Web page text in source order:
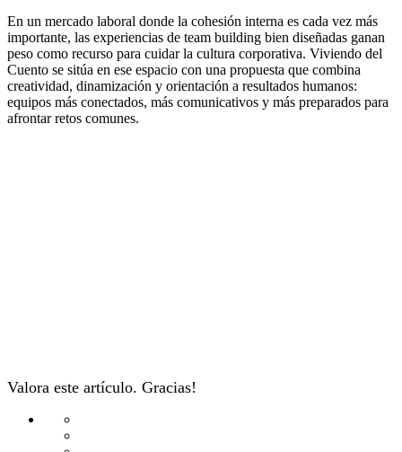
En un mercado laboral donde la cohesión interna es cada vez más
importante, las experiencias de team building bien diseñadas ganan
peso como recurso para cuidar la cultura corporativa. Viviendo del
Cuento se sitúa en ese espacio con una propuesta que combina
creatividad, dinamización y orientación a resultados humanos:
equipos más conectados, más comunicativos y más preparados para
afrontar retos comunes.
Valora este artículo. Gracias!